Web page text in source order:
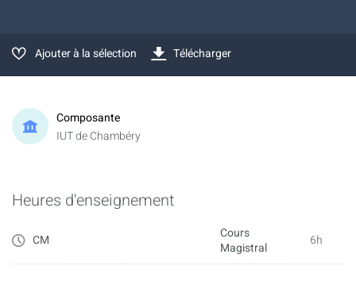
Ajouter à la sélection Télécharger
Composante
IUT de Chambéry
Heures d'enseignement
CM
Cours
Magistral
6h